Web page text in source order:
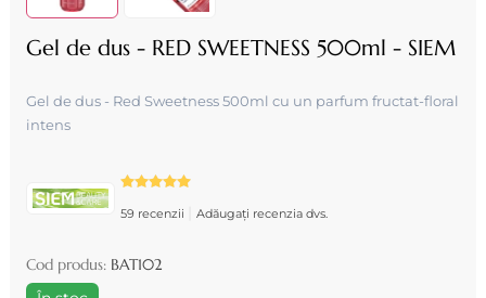
Gel de dus - RED SWEETNESS 500ml - SIEM
Gel de dus - Red Sweetness 500ml cu un parfum fructat-floral
intens
59 recenzii Adăugați recenzia dvs.
Cod produs: BAT102